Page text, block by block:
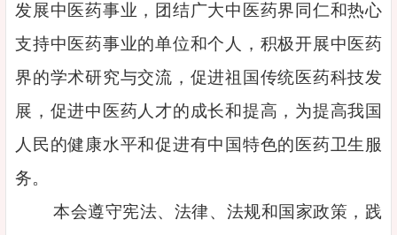
发展中医药事业，团结广大中医药界同仁和热心
支持中医药事业的单位和个人，积极开展中医药
界的学术研究与交流，促进祖国传统医药科技发
展，促进中医药人才的成长和提高，为提高我国
人民的健康水平和促进有中国特色的医药卫生服
务。
本会遵守宪法、法律、法规和国家政策，践